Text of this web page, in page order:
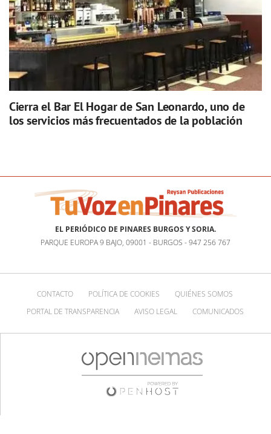
Cierra el Bar El Hogar de San Leonardo, uno de
los servicios más frecuentados de la población
EL PERIÓDICO DE PINARES BURGOS Y SORIA.
PARQUE EUROPA 9 BAJO, 09001 - BURGOS - 947 256 767
CONTACTO POLÍTICA DE COOKIES
QUIÉNES SOMOS
PORTAL DE TRANSPARENCIA
AVISO LEGAL COMUNICADOS